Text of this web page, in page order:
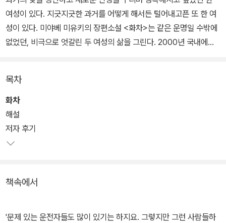
여성이 있다. 지긋지긋한 과거를 어떻게 해서든 털어내고픈 또 한 여
성이 있다. 미야베 미유키의 장편소설 <화차>는 같은 운명일 수밖에
없었던, 비극으로 엇갈린 두 여성의 삶을 그린다. 2000년 국내에서
휴직 중인 형사 혼마가 조카의 실종된 약혼녀 세키네 쇼코를 찾아 나
서며 이야기가 시작된다. 소설은 그녀를 추적하는 주인공 혼마의 시
선을 따라가며, 퍼즐 조각을 다루듯 그녀의 과거를 한 조각씩 맞춰나
간다.
러나는 실종 사건의 이면에는, 빚으로 인해 '화차(火車: 생전에 악행
자의 비극이 숨겨져 있다.
목차
화차
해설
저자 후기
책속에서
'문제 있는 운전자들도 많이 있기는 하지요. 그렇지만 그런 사람들하